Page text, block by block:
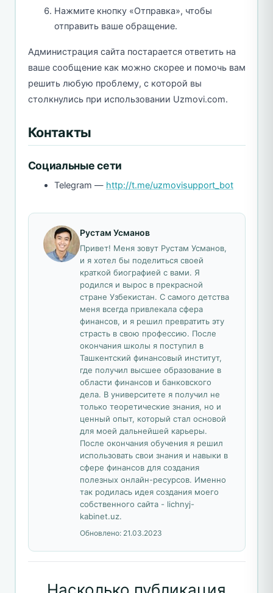
Нажмите кнопку «Отправка», чтобы
отправить ваше обращение.
Администрация сайта постарается ответить на
ваше сообщение как можно скорее и помочь вам
решить любую проблему, с которой вы
столкнулись при использовании Uzmovi.com.
Контакты
Социальные сети
Telegram — http://t.me/uzmovisupport_bot
Рустам Усманов
Привет! Меня зовут Рустам Усманов,
и я хотел бы поделиться своей
краткой биографией с вами. Я
родился и вырос в прекрасной
стране Узбекистан. С самого детства
меня всегда привлекала сфера
финансов, и я решил превратить эту
страсть в свою профессию. После
окончания школы я поступил в
Ташкентский финансовый институт,
где получил высшее образование в
области финансов и банковского
дела. В университете я получил не
только теоретические знания, но и
ценный опыт, который стал основой
для моей дальнейшей карьеры.
После окончания обучения я решил
использовать свои знания и навыки в
сфере финансов для создания
полезных онлайн-ресурсов. Именно
так родилась идея создания моего
собственного сайта - lichnyj-
kabinet.uz.
Обновлено: 21.03.2023